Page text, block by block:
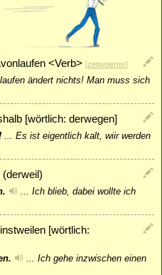
<Verb> [zeitwoerter]
ändert nichts! Man muss sich
[wörtlich: derwegen]
Es ist eigentlich kalt, wiir werden
(derweil)
Ich blieb, dabei wollte ich
[wörtlich:
Ich gehe inzwischen einen